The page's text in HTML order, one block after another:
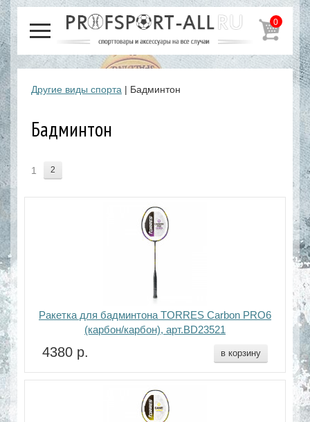
0
Другие виды спорта | Бадминтон
Бадминтон
1 2
Ракетка для бадминтона TORRES Carbon PRO6
(карбон/карбон), арт.BD23521
4380 р. в корзину